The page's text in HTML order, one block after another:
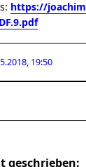
https://
19:50
geschrieben: